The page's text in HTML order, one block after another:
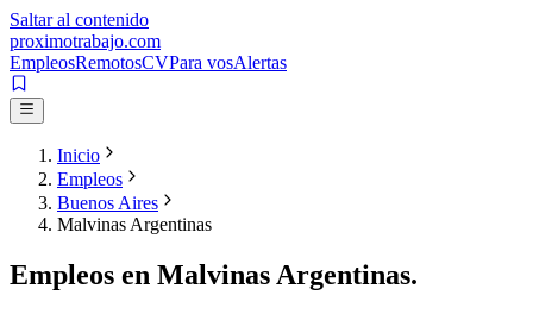
Saltar al contenido
proximotrabajo.com
EmpleosRemotosCVPara vosAlertas
Inicio
Empleos
Buenos Aires
Malvinas Argentinas
Empleos en Malvinas Argentinas.